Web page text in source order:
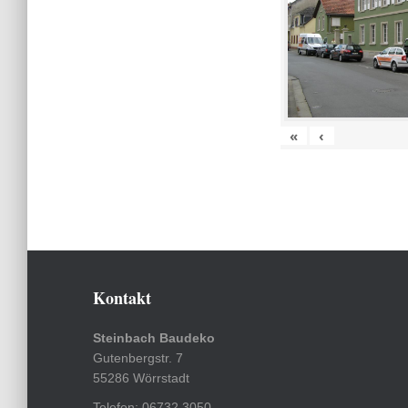
« ‹
Kontakt
Steinbach Baudeko
Gutenbergstr. 7
55286 Wörrstadt